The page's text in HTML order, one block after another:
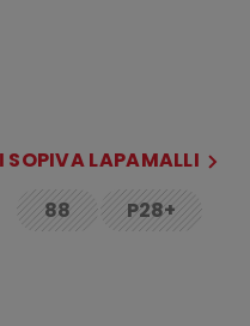
SOPIVA LAPAMALLI
88
not.available
P28+